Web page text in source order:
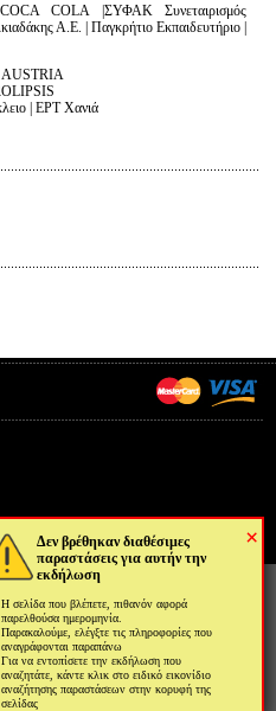
×
Δεν βρέθηκαν διαθέσιμες
παραστάσεις για αυτήν την
εκδήλωση
Η σελίδα που βλέπετε, πιθανόν αφορά
παρελθούσα ημερομηνία.
Παρακαλούμε, ελέγξτε τις πληροφορίες που
αναγράφονται παραπάνω
Για να εντοπίσετε την εκδήλωση που
αναζητάτε, κάντε κλικ στο ειδικό εικονίδιο
αναζήτησης παραστάσεων στην κορυφή της
σελίδας
COLA |ΣΥΦΑΚ Συνεταιρισμός
Α.Ε. | Παγκρήτιο Εκπαιδευτήριο |
AUSTRIA
| ΕΡΤ Χανιά
Αθήνα
στον φυλλομετρητή σας
τον τρόπο θα
συνεργαζόμενες
στοιχεία επισκεψιμότητας
λόγους. Μπορείτε
την χρήση cookies από την
Όχι, δεν επιτρέπω